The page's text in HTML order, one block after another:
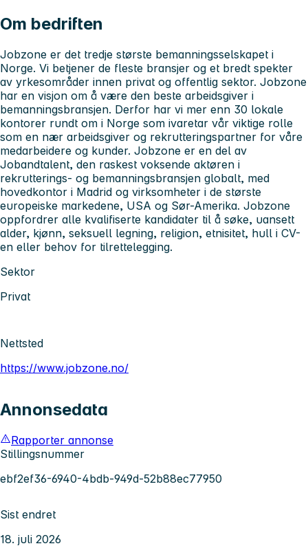
Om bedriften
Jobzone er det tredje største bemanningsselskapet i
Norge. Vi betjener de fleste bransjer og et bredt spekter
av yrkesområder innen privat og offentlig sektor. Jobzone
har en visjon om å være den beste arbeidsgiver i
bemanningsbransjen. Derfor har vi mer enn 30 lokale
kontorer rundt om i Norge som ivaretar vår viktige rolle
som en nær arbeidsgiver og rekrutteringspartner for våre
medarbeidere og kunder. Jobzone er en del av
Jobandtalent, den raskest voksende aktøren i
rekrutterings- og bemanningsbransjen globalt, med
hovedkontor i Madrid og virksomheter i de største
europeiske markedene, USA og Sør-Amerika. Jobzone
oppfordrer alle kvalifiserte kandidater til å søke, uansett
alder, kjønn, seksuell legning, religion, etnisitet, hull i CV-
en eller behov for tilrettelegging.
Sektor
Privat
Nettsted
https://www.jobzone.no/
Annonsedata
Rapporter annonse
Stillingsnummer
ebf2ef36-6940-4bdb-949d-52b88ec77950
Sist endret
18. juli 2026